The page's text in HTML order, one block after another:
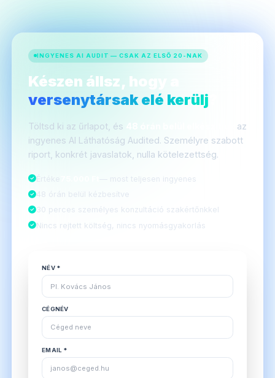
INGYENES AI AUDIT — CSAK AZ ELSŐ 20-NAK
Készen állsz, hogy a
versenytársak elé kerülj
Töltsd ki az űrlapot, és
az
ingyenes AI Láthatóság Audited. Személyre szabott
riport, konkrét javaslatok, nulla kötelezettség.
Értéke
— most teljesen ingyenes
48 órán belül kézbesítve
30 perces személyes konzultáció szakértőnkkel
Nincs rejtett költség, nincs nyomásgyakorlás
NÉV *
CÉGNÉV
EMAIL *